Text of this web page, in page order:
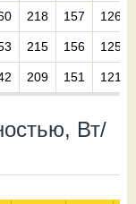
218 157 126
215 156 125
209 151 121
Вт/